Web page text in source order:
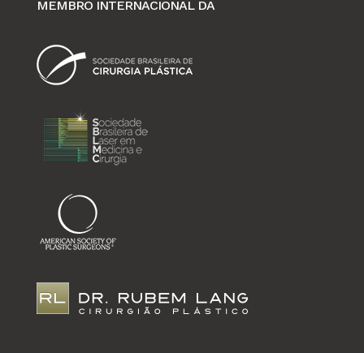
MEMBRO INTERNACIONAL DA